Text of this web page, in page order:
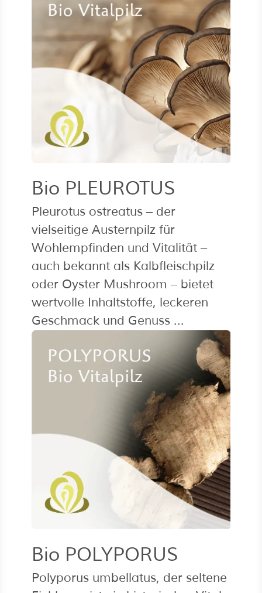
Bio PLEUROTUS
Pleurotus ostreatus – der
vielseitige Austernpilz für
Wohlempfinden und Vitalität –
auch bekannt als Kalbfleischpilz
oder Oyster Mushroom – bietet
wertvolle Inhaltstoffe, leckeren
Geschmack und Genuss ...
Bio POLYPORUS
Polyporus umbellatus, der seltene